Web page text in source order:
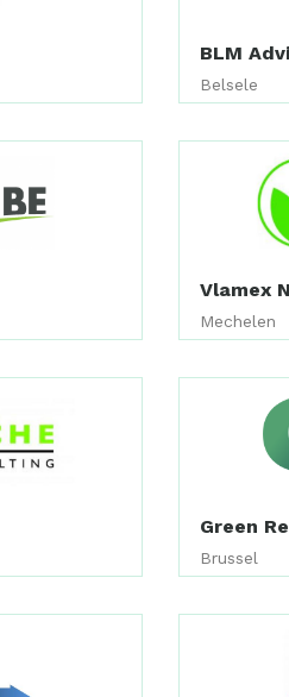
BLM
Belsele
Vlamex
Mechelen
Green
Brussel